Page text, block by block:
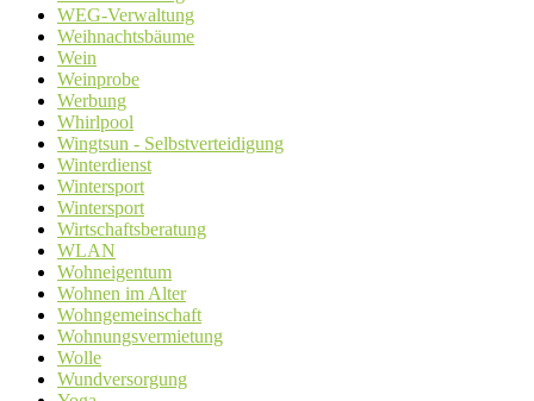
WEG-Verwaltung
Weihnachtsbäume
Wein
Weinprobe
Werbung
Whirlpool
Wingtsun - Selbstverteidigung
Winterdienst
Wintersport
Wintersport
Wirtschaftsberatung
WLAN
Wohneigentum
Wohnen im Alter
Wohngemeinschaft
Wohnungsvermietung
Wolle
Wundversorgung